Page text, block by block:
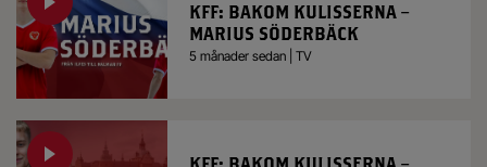
KFF: BAKOM KULISSERNA –
MARIUS SÖDERBÄCK
5 månader sedan | TV